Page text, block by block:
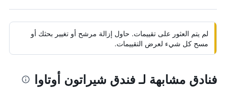
لم يتم العثور على تقييمات. حاول إزالة مرشح أو تغيير بحثك أو
مسح كل شيء لعرض التقييمات.
فنادق مشابهة لـ فندق شيراتون أوتاوا